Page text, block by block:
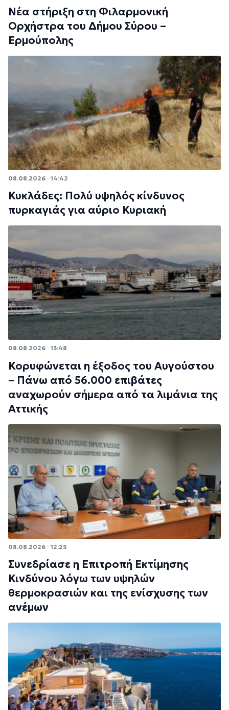
Νέα στήριξη στη Φιλαρμονική
Ορχήστρα του Δήμου Σύρου –
Ερμούπολης
08.08.2026 · 14:42
Κυκλάδες: Πολύ υψηλός κίνδυνος
πυρκαγιάς για αύριο Κυριακή
08.08.2026 · 13:48
Κορυφώνεται η έξοδος του Αυγούστου
– Πάνω από 56.000 επιβάτες
αναχωρούν σήμερα από τα λιμάνια της
Αττικής
08.08.2026 · 12:25
Συνεδρίασε η Επιτροπή Εκτίμησης
Κινδύνου λόγω των υψηλών
θερμοκρασιών και της ενίσχυσης των
ανέμων